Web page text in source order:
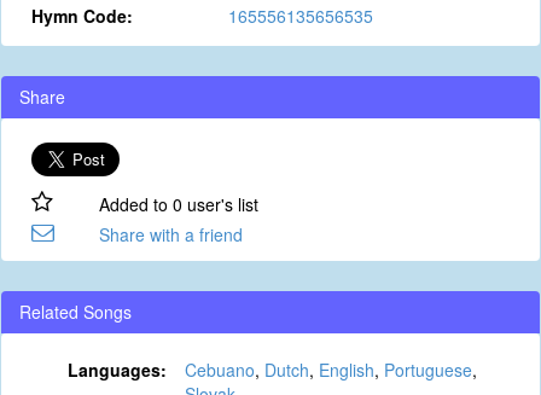
Hymn Code:
165556135656535
Share
Added to 0 user's list
Share with a friend
Related Songs
Languages: Cebuano, Dutch, English, Portuguese,